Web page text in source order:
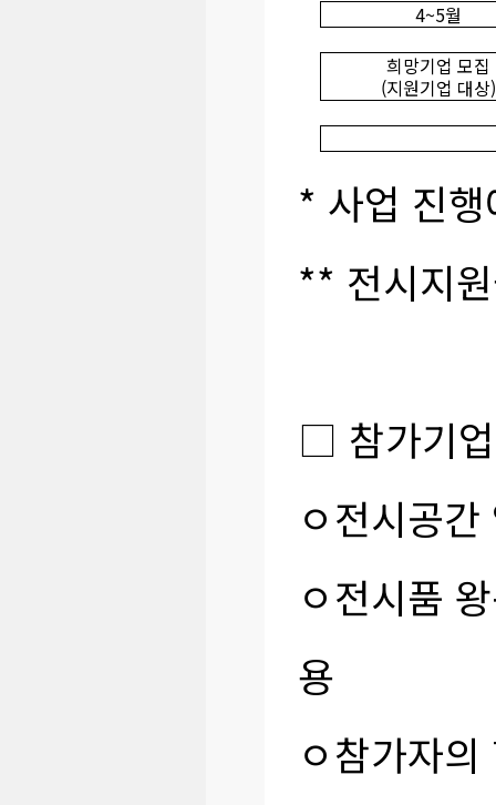
4~5월
희망기업 모집
(지원기업 대상)
* 사업 진
** 전시지
□ 참가기
ㅇ전시공
ㅇ전시품
용
ㅇ참가자